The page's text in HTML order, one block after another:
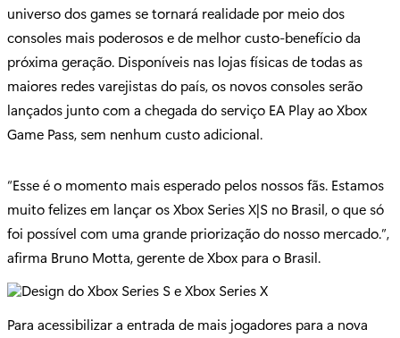
universo dos games se tornará realidade por meio dos
consoles mais poderosos e de melhor custo-benefício da
próxima geração. Disponíveis nas lojas físicas de todas as
maiores redes varejistas do país, os novos consoles serão
lançados junto com a chegada do serviço EA Play ao Xbox
Game Pass, sem nenhum custo adicional.
“Esse é o momento mais esperado pelos nossos fãs. Estamos
muito felizes em lançar os Xbox Series X|S no Brasil, o que só
foi possível com uma grande priorização do nosso mercado.”,
afirma Bruno Motta, gerente de Xbox para o Brasil.
Para acessibilizar a entrada de mais jogadores para a nova